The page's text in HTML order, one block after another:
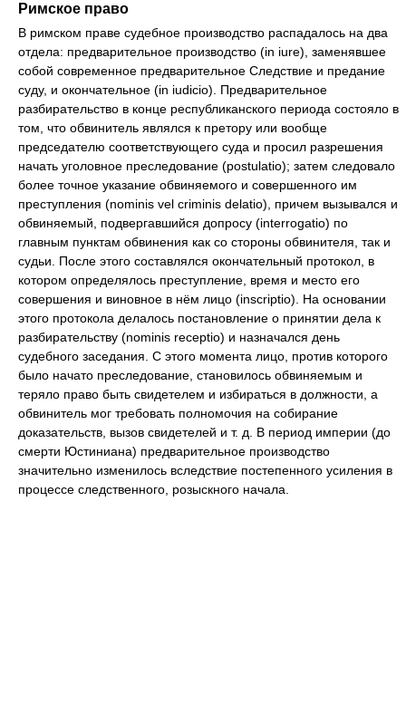
Римское право
В римском праве судебное производство распадалось на два
отдела: предварительное производство (in iure), заменявшее
собой современное предварительное Следствие и предание
суду, и окончательное (in iudicio). Предварительное
разбирательство в конце республиканского периода состояло в
том, что обвинитель являлся к претору или вообще
председателю соответствующего суда и просил разрешения
начать уголовное преследование (postulatio); затем следовало
более точное указание обвиняемого и совершенного им
преступления (nominis vel criminis delatio), причем вызывался и
обвиняемый, подвергавшийся допросу (interrogatio) по
главным пунктам обвинения как со стороны обвинителя, так и
судьи. После этого составлялся окончательный протокол, в
котором определялось преступление, время и место его
совершения и виновное в нём лицо (inscriptio). На основании
этого протокола делалось постановление о принятии дела к
разбирательству (nominis receptio) и назначался день
судебного заседания. С этого момента лицо, против которого
было начато преследование, становилось обвиняемым и
теряло право быть свидетелем и избираться в должности, а
обвинитель мог требовать полномочия на собирание
доказательств, вызов свидетелей и т. д. В период империи (до
смерти Юстиниана) предварительное производство
значительно изменилось вследствие постепенного усиления в
процессе следственного, розыскного начала.